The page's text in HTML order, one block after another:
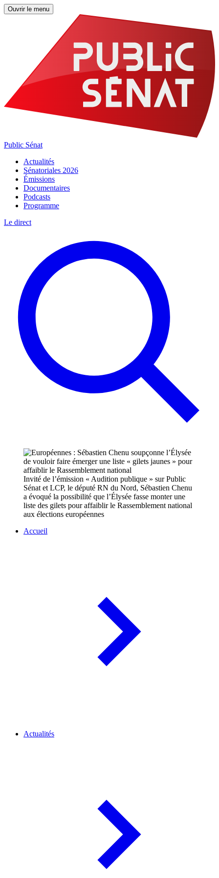
Ouvrir le menu
Public Sénat
Actualités
Sénatoriales 2026
Émissions
Documentaires
Podcasts
Programme
Le direct
Invité de l’émission « Audition publique » sur Public
Sénat et LCP, le député RN du Nord, Sébastien Chenu
a évoqué la possibilité que l’Élysée fasse monter une
liste des gilets pour affaiblir le Rassemblement national
aux élections européennes
Accueil
Actualités